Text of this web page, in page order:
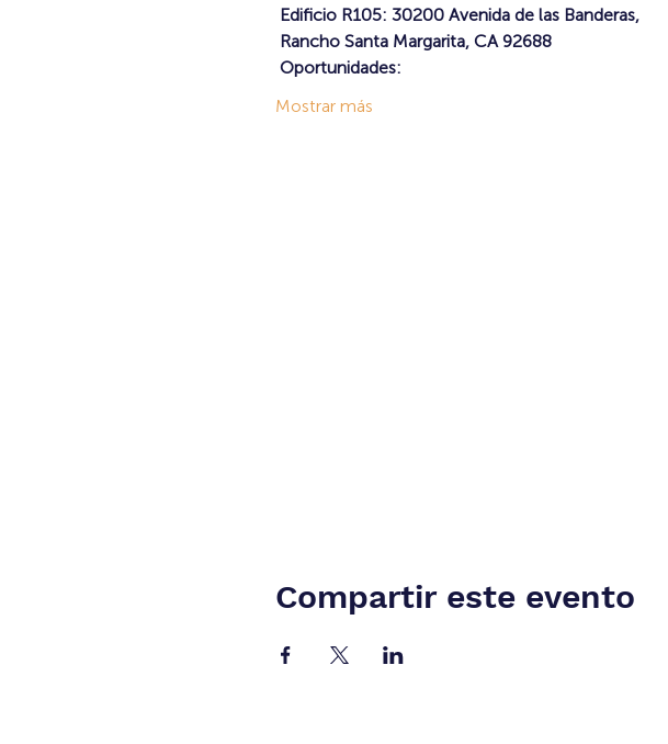
Edificio R105: 30200 Avenida de las Banderas,
Rancho Santa Margarita, CA 92688
Oportunidades:
Mostrar más
Compartir este evento